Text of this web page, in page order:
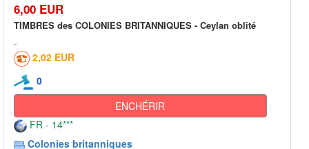
6,00 EUR
TIMBRES des COLONIES BRITANNIQUES - Ceylan oblité
2,02 EUR
0
ENCHÉRIR
FR - 14***
Colonies britanniques